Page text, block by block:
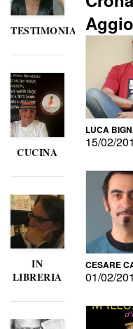
TESTIMONIANZE
CUCINA
IN
LIBRERIA
LUCA
15/02/
CESARE
01/02/